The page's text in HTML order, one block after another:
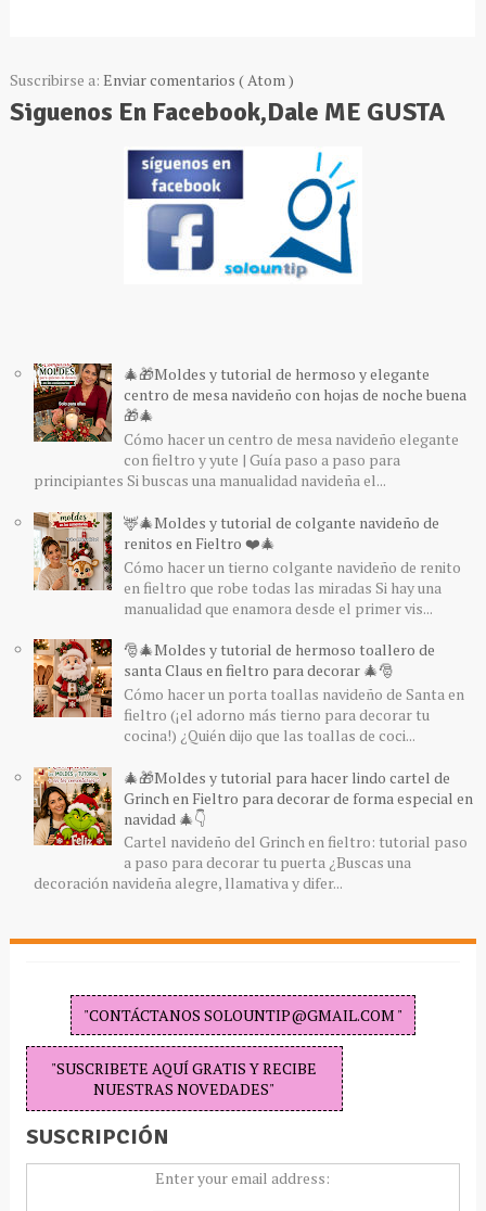
Suscribirse a: Enviar comentarios ( Atom )
Siguenos En Facebook,Dale ME GUSTA
🎄🎁Moldes y tutorial de hermoso y elegante
centro de mesa navideño con hojas de noche buena
🎁🎄
Cómo hacer un centro de mesa navideño elegante
con fieltro y yute | Guía paso a paso para
principiantes Si buscas una manualidad navideña el...
🦌🎄Moldes y tutorial de colgante navideño de
renitos en Fieltro ❤️🎄
Cómo hacer un tierno colgante navideño de renito
en fieltro que robe todas las miradas Si hay una
manualidad que enamora desde el primer vis...
🎅🎄Moldes y tutorial de hermoso toallero de
santa Claus en fieltro para decorar 🎄🎅
Cómo hacer un porta toallas navideño de Santa en
fieltro (¡el adorno más tierno para decorar tu
cocina!) ¿Quién dijo que las toallas de coci...
🎄🎁Moldes y tutorial para hacer lindo cartel de
Grinch en Fieltro para decorar de forma especial en
navidad 🎄👇
Cartel navideño del Grinch en fieltro: tutorial paso
a paso para decorar tu puerta ¿Buscas una
decoración navideña alegre, llamativa y difer...
"CONTÁCTANOS SOLOUNTIP@GMAIL.COM "
"SUSCRIBETE AQUÍ GRATIS Y RECIBE
NUESTRAS NOVEDADES"
SUSCRIPCIÓN
Enter your email address: